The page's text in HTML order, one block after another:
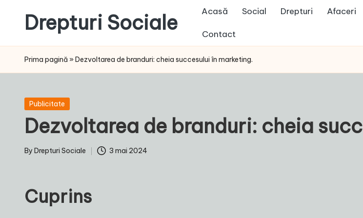
content
Drepturi Sociale
Drepturile
Sociale:
Ta,
Schimbarea
Noastră!
Acasă Social Drepturi Afaceri
Contact
Prima pagină » Dezvoltarea de branduri: cheia succesului în marketing.
Posted
Publicitate
Dezvoltarea de branduri: cheia
Posted
By Drepturi Sociale 3 mai 2024
Cuprins